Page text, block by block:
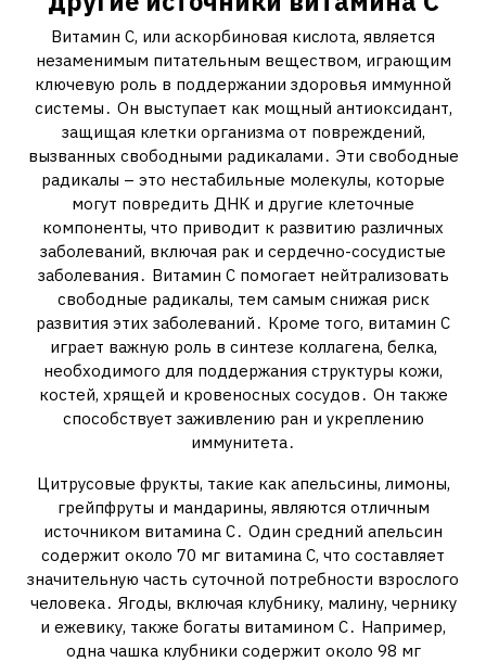
Витамин С, или аскорбиновая кислота, является
незаменимым питательным веществом, играющим
ключевую роль в поддержании здоровья иммунной
системы․ Он выступает как мощный антиоксидант,
защищая клетки организма от повреждений,
вызванных свободными радикалами․ Эти свободные
радикалы – это нестабильные молекулы, которые
могут повредить ДНК и другие клеточные
компоненты, что приводит к развитию различных
заболеваний, включая рак и сердечно-сосудистые
заболевания․ Витамин С помогает нейтрализовать
свободные радикалы, тем самым снижая риск
развития этих заболеваний․ Кроме того, витамин С
играет важную роль в синтезе коллагена, белка,
необходимого для поддержания структуры кожи,
костей, хрящей и кровеносных сосудов․ Он также
способствует заживлению ран и укреплению
иммунитета․
Цитрусовые фрукты, такие как апельсины, лимоны,
грейпфруты и мандарины, являются отличным
источником витамина С․ Один средний апельсин
содержит около 70 мг витамина С, что составляет
значительную часть суточной потребности взрослого
человека․ Ягоды, включая клубнику, малину, чернику
и ежевику, также богаты витамином С․ Например,
одна чашка клубники содержит около 98 мг